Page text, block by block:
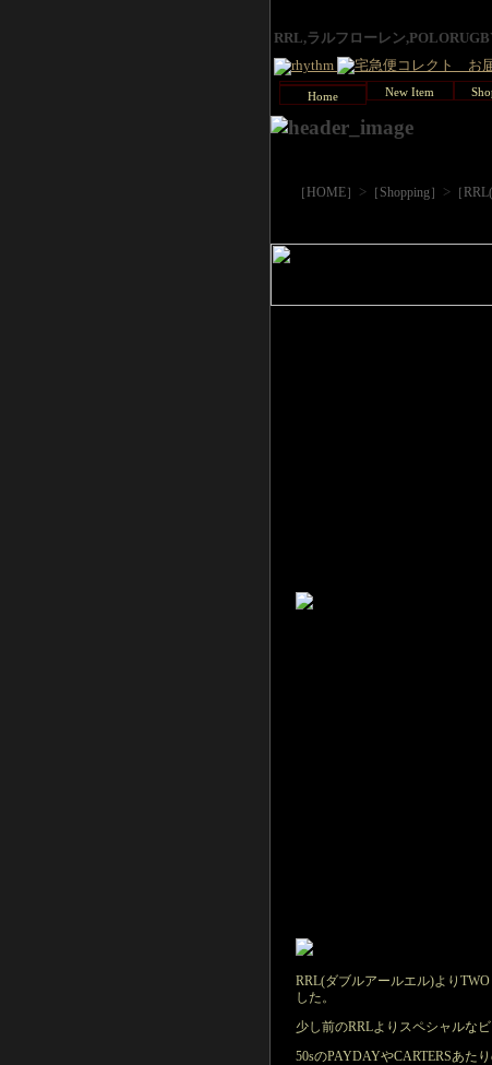
RRL,ラルフローレン
Home New Item
［HOME］ > ［Shopping］ > ［
RRL(ダブルアールエル)より
した。
少し前のRRLよりスペシャルな
50sのPAYDAYやCARTERSあた